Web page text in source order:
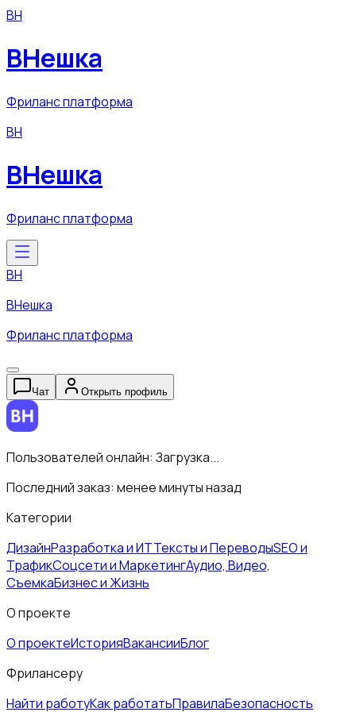
ВН
ВНешка
Фриланс платформа
ВН
ВНешка
Фриланс платформа
ВН
ВНешка
Фриланс платформа
Чат Открыть профиль
Пользователей онлайн: Загрузка...
Последний заказ: менее минуты назад
Категории
ДизайнРазработка и ИТТексты и ПереводыSEO и
ТрафикСоцсети и МаркетингАудио, Видео,
СъемкаБизнес и Жизнь
О проекте
О проектеИсторияВакансииБлог
Фрилансеру
Найти работуКак работатьПравилаБезопасность